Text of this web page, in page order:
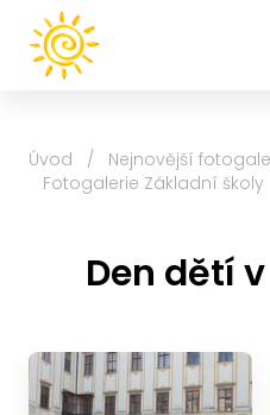
Úvod / Nejnovější
Fotogalerie Základní školy
Den dětí